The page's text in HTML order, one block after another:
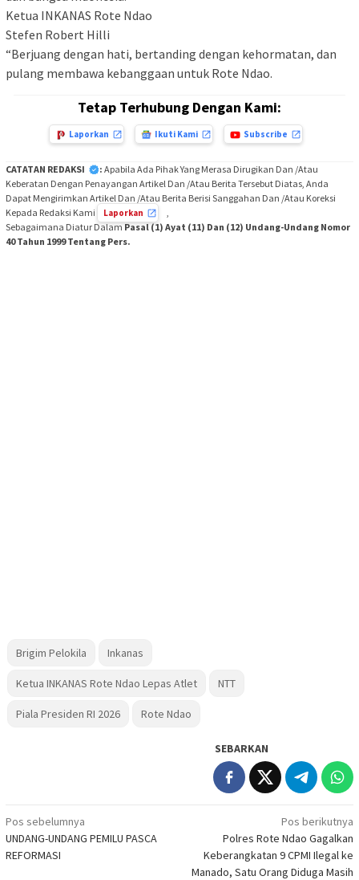
Ketua INKANAS Rote Ndao
Stefen Robert Hilli
“Berjuang dengan hati, bertanding dengan kehormatan, dan
pulang membawa kebanggaan untuk Rote Ndao.
Tetap Terhubung Dengan Kami:
Laporkan Ikuti Kami Subscribe
CATATAN REDAKSI : Apabila Ada Pihak Yang Merasa Dirugikan Dan /Atau
Keberatan Dengan Penayangan Artikel Dan /Atau Berita Tersebut Diatas, Anda
Dapat Mengirimkan Artikel Dan /Atau Berita Berisi Sanggahan Dan /Atau Koreksi
Kepada Redaksi Kami
Laporkan
Sebagaimana Diatur DalamPasal (1) Ayat (11) Dan (12) Undang-Undang Nomor
40 Tahun 1999 Tentang Pers.
Brigim Pelokila Inkanas
Ketua INKANAS Rote Ndao Lepas Atlet NTT
Piala Presiden RI 2026 Rote Ndao
SEBARKAN
Navigasi
pos
Pos sebelumnya
UNDANG-UNDANG PEMILU PASCA
REFORMASI
Pos berikutnya
Polres Rote Ndao Gagalkan
Keberangkatan 9 CPMI Ilegal ke
Manado, Satu Orang Diduga Masih